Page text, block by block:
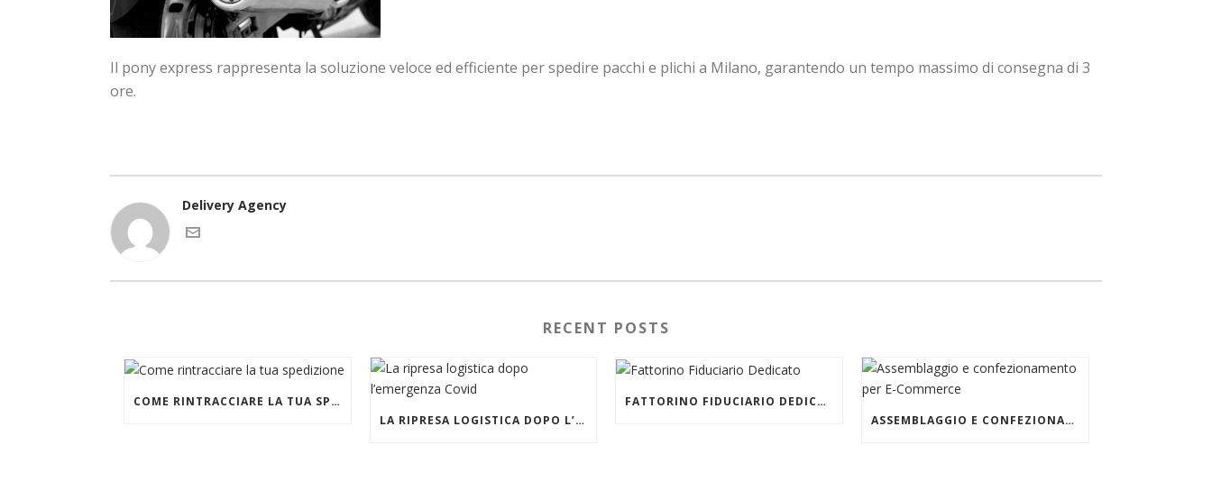
Il pony express rappresenta la soluzione veloce ed efficiente per spedire pacchi e plichi a Milano, garantendo un tempo massimo di consegna di 3
ore.
Delivery Agency
RECENT POSTS
COME RINTRACCIARE LA TUA SPEDIZIONE
LA RIPRESA LOGISTICA DOPO L’EMERGENZA COVID
FATTORINO FIDUCIARIO DEDICATO
ASSEMBLAGGIO E CONFEZIONAMENTO PER E-COMMERCE